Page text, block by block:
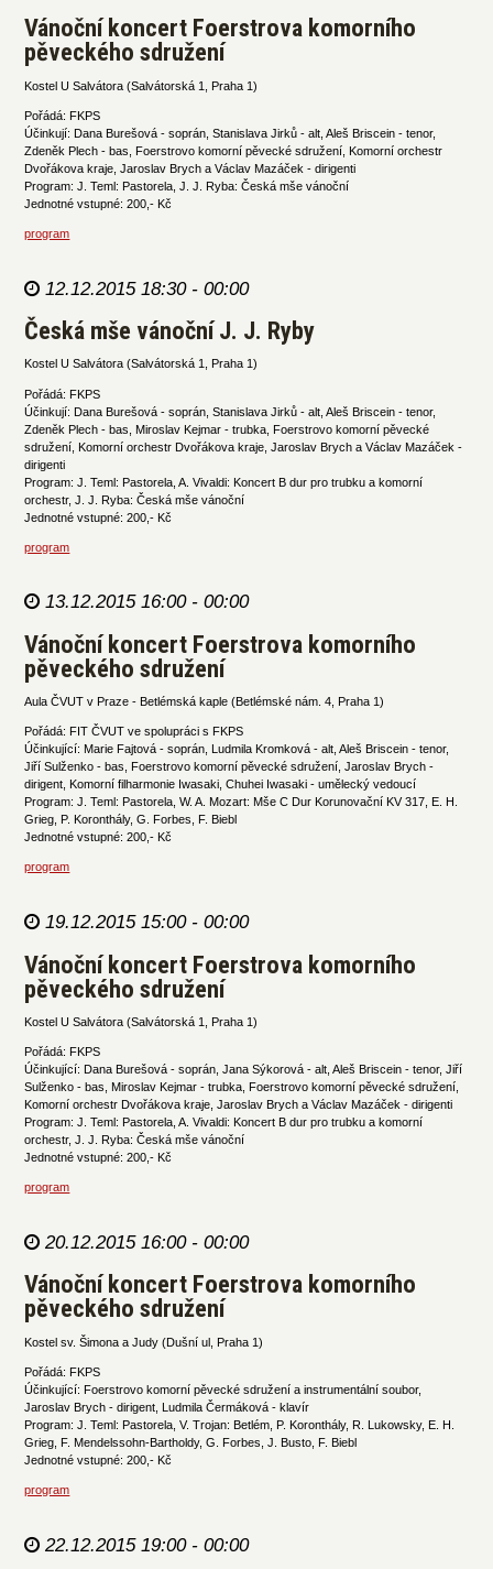
Vánoční koncert Foerstrova komorního
pěveckého sdružení
Kostel U Salvátora (Salvátorská 1, Praha 1)
Pořádá: FKPS
Účinkují: Dana Burešová - soprán, Stanislava Jirků - alt, Aleš Briscein - tenor,
Zdeněk Plech - bas, Foerstrovo komorní pěvecké sdružení, Komorní orchestr
Dvořákova kraje, Jaroslav Brych a Václav Mazáček - dirigenti
Program: J. Teml: Pastorela, J. J. Ryba: Česká mše vánoční
Jednotné vstupné: 200,- Kč
program
12.12.2015 18:30 - 00:00
Česká mše vánoční J. J. Ryby
Kostel U Salvátora (Salvátorská 1, Praha 1)
Pořádá: FKPS
Účinkují: Dana Burešová - soprán, Stanislava Jirků - alt, Aleš Briscein - tenor,
Zdeněk Plech - bas, Miroslav Kejmar - trubka, Foerstrovo komorní pěvecké
sdružení, Komorní orchestr Dvořákova kraje, Jaroslav Brych a Václav Mazáček -
dirigenti
Program: J. Teml: Pastorela, A. Vivaldi: Koncert B dur pro trubku a komorní
orchestr, J. J. Ryba: Česká mše vánoční
Jednotné vstupné: 200,- Kč
program
13.12.2015 16:00 - 00:00
Vánoční koncert Foerstrova komorního
pěveckého sdružení
Aula ČVUT v Praze - Betlémská kaple (Betlémské nám. 4, Praha 1)
Pořádá: FIT ČVUT ve spolupráci s FKPS
Účinkující: Marie Fajtová - soprán, Ludmila Kromková - alt, Aleš Briscein - tenor,
Jiří Sulženko - bas, Foerstrovo komorní pěvecké sdružení, Jaroslav Brych -
dirigent, Komorní filharmonie Iwasaki, Chuhei Iwasaki - umělecký vedoucí
Program: J. Teml: Pastorela, W. A. Mozart: Mše C Dur Korunovační KV 317, E. H.
Grieg, P. Koronthály, G. Forbes, F. Biebl
Jednotné vstupné: 200,- Kč
program
19.12.2015 15:00 - 00:00
Vánoční koncert Foerstrova komorního
pěveckého sdružení
Kostel U Salvátora (Salvátorská 1, Praha 1)
Pořádá: FKPS
Účinkující: Dana Burešová - soprán, Jana Sýkorová - alt, Aleš Briscein - tenor, Jiří
Sulženko - bas, Miroslav Kejmar - trubka, Foerstrovo komorní pěvecké sdružení,
Komorní orchestr Dvořákova kraje, Jaroslav Brych a Václav Mazáček - dirigenti
Program: J. Teml: Pastorela, A. Vivaldi: Koncert B dur pro trubku a komorní
orchestr, J. J. Ryba: Česká mše vánoční
Jednotné vstupné: 200,- Kč
program
20.12.2015 16:00 - 00:00
Vánoční koncert Foerstrova komorního
pěveckého sdružení
Kostel sv. Šimona a Judy (Dušní ul, Praha 1)
Pořádá: FKPS
Účinkující: Foerstrovo komorní pěvecké sdružení a instrumentální soubor,
Jaroslav Brych - dirigent, Ludmila Čermáková - klavír
Program: J. Teml: Pastorela, V. Trojan: Betlém, P. Koronthály, R. Lukowsky, E. H.
Grieg, F. Mendelssohn-Bartholdy, G. Forbes, J. Busto, F. Biebl
Jednotné vstupné: 200,- Kč
program
22.12.2015 19:00 - 00:00